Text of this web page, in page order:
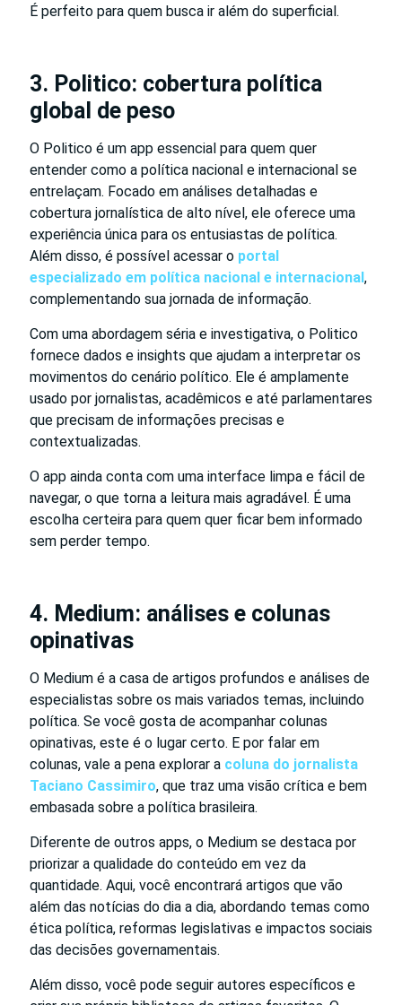
É perfeito para quem busca ir além do superficial.
3. Politico: cobertura política
global de peso
O Politico é um app essencial para quem quer
entender como a política nacional e internacional se
entrelaçam. Focado em análises detalhadas e
cobertura jornalística de alto nível, ele oferece uma
experiência única para os entusiastas de política.
Além disso, é possível acessar o portal
especializado em política nacional e internacional,
complementando sua jornada de informação.
Com uma abordagem séria e investigativa, o Politico
fornece dados e insights que ajudam a interpretar os
movimentos do cenário político. Ele é amplamente
usado por jornalistas, acadêmicos e até parlamentares
que precisam de informações precisas e
contextualizadas.
O app ainda conta com uma interface limpa e fácil de
navegar, o que torna a leitura mais agradável. É uma
escolha certeira para quem quer ficar bem informado
sem perder tempo.
4. Medium: análises e colunas
opinativas
O Medium é a casa de artigos profundos e análises de
especialistas sobre os mais variados temas, incluindo
política. Se você gosta de acompanhar colunas
opinativas, este é o lugar certo. E por falar em
colunas, vale a pena explorar a coluna do jornalista
Taciano Cassimiro, que traz uma visão crítica e bem
embasada sobre a política brasileira.
Diferente de outros apps, o Medium se destaca por
priorizar a qualidade do conteúdo em vez da
quantidade. Aqui, você encontrará artigos que vão
além das notícias do dia a dia, abordando temas como
ética política, reformas legislativas e impactos sociais
das decisões governamentais.
Além disso, você pode seguir autores específicos e